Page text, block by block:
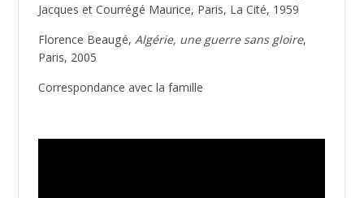
Jacques et Courrégé Maurice, Paris, La Cité, 1959
Florence Beaugé, Algérie, une guerre sans gloire,
Paris, 2005
Correspondance avec la famille